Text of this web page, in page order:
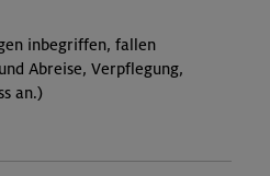
inbegriffen, fallen
Abreise, Verpflegung,
an.)